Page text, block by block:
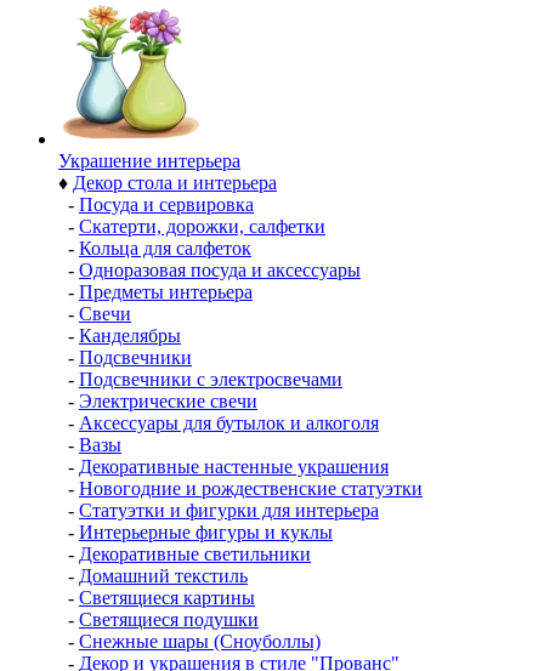
Украшение интерьера
♦ Декор стола и интерьера
- Посуда и сервировка
- Скатерти, дорожки, салфетки
- Кольца для салфеток
- Одноразовая посуда и аксессуары
- Предметы интерьера
- Свечи
- Канделябры
- Подсвечники
- Подсвечники с электросвечами
- Электрические свечи
- Аксессуары для бутылок и алкоголя
- Вазы
- Декоративные настенные украшения
- Новогодние и рождественские статуэтки
- Статуэтки и фигурки для интерьера
- Интерьерные фигуры и куклы
- Декоративные светильники
- Домашний текстиль
- Светящиеся картины
- Светящиеся подушки
- Снежные шары (Сноуболлы)
- Декор и украшения в стиле "Прованс"